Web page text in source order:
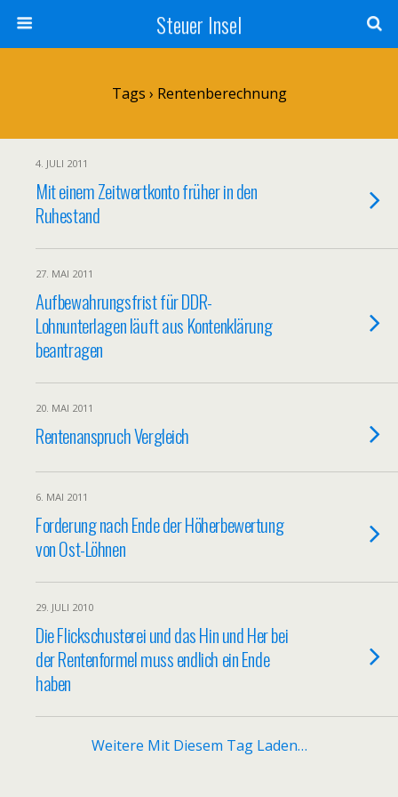
Steuer Insel
Tags › Rentenberechnung
4. JULI 2011
Mit einem Zeitwertkonto früher in den
Ruhestand
27. MAI 2011
Aufbewahrungsfrist für DDR-
Lohnunterlagen läuft aus Kontenklärung
beantragen
20. MAI 2011
Rentenanspruch Vergleich
6. MAI 2011
Forderung nach Ende der Höherbewertung
von Ost-Löhnen
29. JULI 2010
Die Flickschusterei und das Hin und Her bei
der Rentenformel muss endlich ein Ende
haben
Weitere Mit Diesem Tag Laden…